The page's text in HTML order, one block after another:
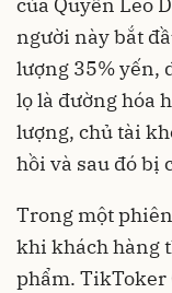
của Quyền Leo
người này bắt
lượng 35% yến,
lọ là đường hóa
lượng, chủ tài
hồi và sau đó bị
Trong một
khi khách hàng
phẩm. TikToker